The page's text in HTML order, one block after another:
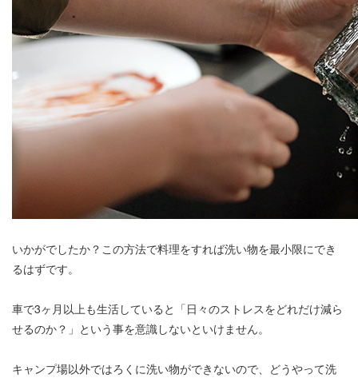
いかがでしたか？この方法で料理をすれば洗い物を最小限にでき
るはずです。
車で3ヶ月以上も生活していると「日々のストレスをどれだけ減ら
せるのか？」という事を意識しないといけません。
キャンプ場以外ではろくに洗い物ができないので、どうやって洗